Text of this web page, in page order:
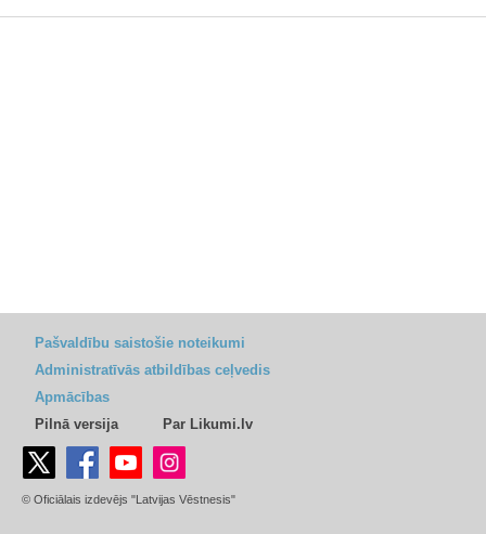
Pašvaldību saistošie noteikumi
Administratīvās atbildības ceļvedis
Apmācības
Pilnā versija
Par Likumi.lv
© Oficiālais izdevējs "Latvijas Vēstnesis"